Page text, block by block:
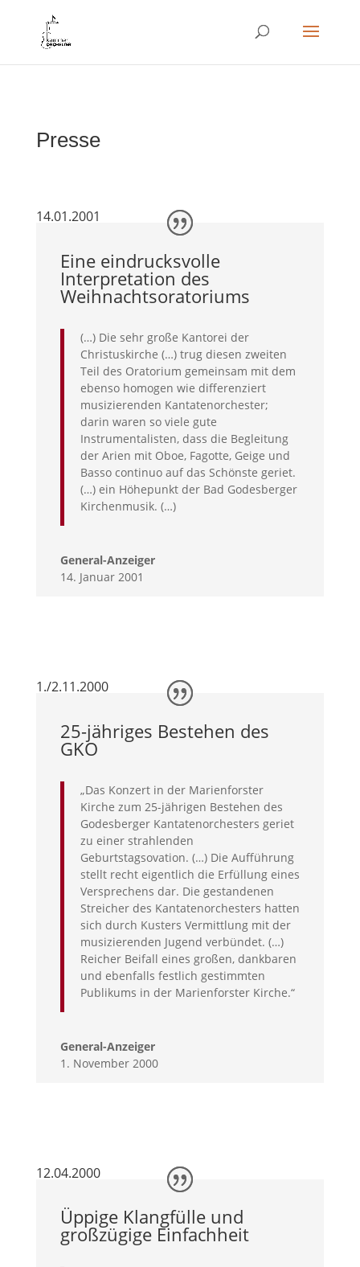
Presse
14.01.2001
Eine eindrucksvolle
Interpretation des
Weihnachtsoratoriums
(…) Die sehr große Kantorei der
Christuskirche (…) trug diesen zweiten
Teil des Oratorium gemeinsam mit dem
ebenso homogen wie differenziert
musizierenden Kantatenorchester;
darin waren so viele gute
Instrumentalisten, dass die Begleitung
der Arien mit Oboe, Fagotte, Geige und
Basso continuo auf das Schönste geriet.
(…) ein Höhepunkt der Bad Godesberger
Kirchenmusik. (…)
General-Anzeiger
14. Januar 2001
1./2.11.2000
25-jähriges Bestehen des
GKO
„Das Konzert in der Marienforster
Kirche zum 25-jährigen Bestehen des
Godesberger Kantatenorchesters geriet
zu einer strahlenden
Geburtstagsovation. (…) Die Aufführung
stellt recht eigentlich die Erfüllung eines
Versprechens dar. Die gestandenen
Streicher des Kantatenorchesters hatten
sich durch Kusters Vermittlung mit der
musizierenden Jugend verbündet. (…)
Reicher Beifall eines großen, dankbaren
und ebenfalls festlich gestimmten
Publikums in der Marienforster Kirche.“
General-Anzeiger
1. November 2000
12.04.2000
Üppige Klangfülle und
großzügige Einfachheit